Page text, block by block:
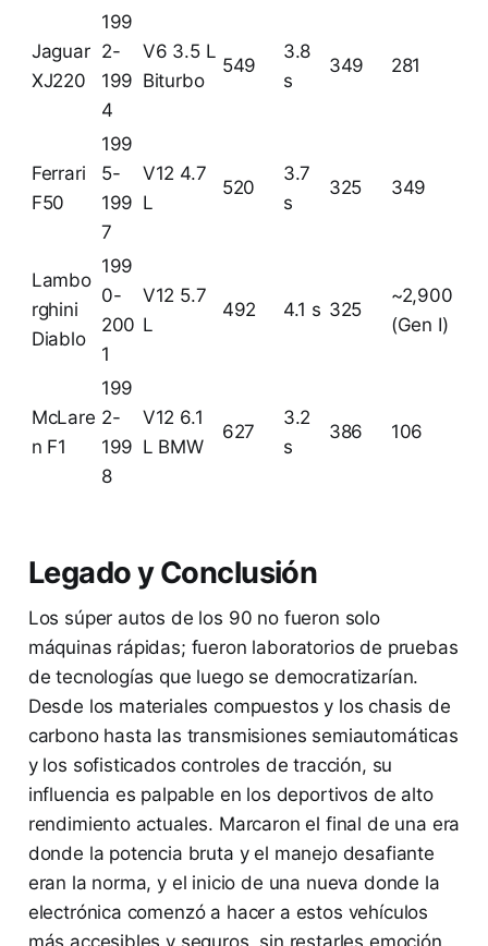
Jaguar
XJ220
199
2-
199
4
V6 3.5 L
Biturbo
549
3.8
s
349 281
Ferrari
F50
199
5-
199
7
V12 4.7
L
520
3.7
s
325 349
Lambo
rghini
Diablo
199
0-
200
1
V12 5.7
L
492 4.1 s 325
~2,900
(Gen I)
McLare
n F1
199
2-
199
8
V12 6.1
L BMW
627
3.2
s
386 106
Legado y Conclusión
Los súper autos de los 90 no fueron solo
máquinas rápidas; fueron laboratorios de pruebas
de tecnologías que luego se democratizarían.
Desde los materiales compuestos y los chasis de
carbono hasta las transmisiones semiautomáticas
y los sofisticados controles de tracción, su
influencia es palpable en los deportivos de alto
rendimiento actuales. Marcaron el final de una era
donde la potencia bruta y el manejo desafiante
eran la norma, y el inicio de una nueva donde la
electrónica comenzó a hacer a estos vehículos
más accesibles y seguros, sin restarles emoción.